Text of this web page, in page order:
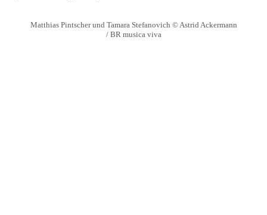
Matthias Pintscher und Tamara Stefanovich © Astrid Ackermann
/ BR musica viva